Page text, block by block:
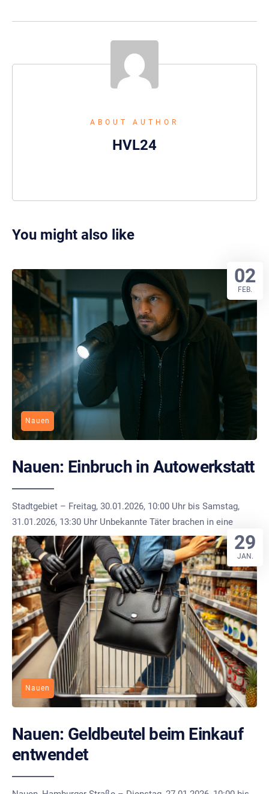
ABOUT AUTHOR
HVL24
You might also like
Nauen
Nauen: Einbruch in Autowerkstatt
Stadtgebiet – Freitag, 30.01.2026, 10:00 Uhr bis Samstag,
31.01.2026, 13:30 Uhr Unbekannte Täter brachen in eine
02
FEB.
Nauen
Nauen: Geldbeutel beim Einkauf
entwendet
29
JAN.